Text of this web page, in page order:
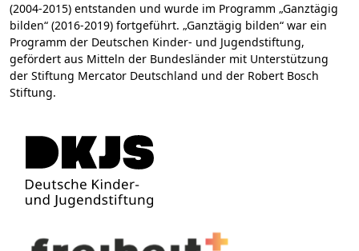
(2004-2015) entstanden und wurde im Programm „Ganztägig
bilden“ (2016-2019) fortgeführt. „Ganztägig bilden“ war ein
Programm der Deutschen Kinder- und Jugendstiftung,
gefördert aus Mitteln der Bundesländer mit Unterstützung
der Stiftung Mercator Deutschland und der Robert Bosch
Stiftung.